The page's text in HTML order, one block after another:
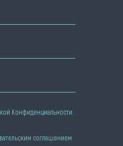
Конфиденциальности
соглашением